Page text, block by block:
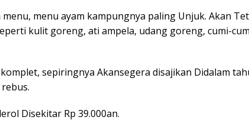
menu ayam kampungnya paling Unjuk. Akan
kulit goreng, ati ampela, udang goreng, cumi-
sepiringnya Akansegera disajikan Didalam
Disekitar Rp 39.000an.